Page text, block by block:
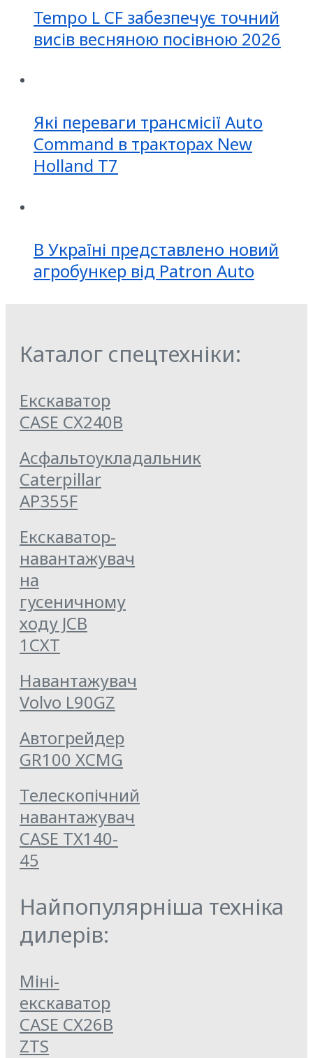
Tempo L CF забезпечує точний
висів весняною посівною 2026
Які переваги трансмісії Auto
Command в тракторах New
Holland T7
В Україні представлено новий
агробункер від Patron Auto
Каталог спецтехніки:
Екскаватор
CASE CX240B
Асфальтоукладальник
Caterpillar
AP355F
Екскаватор-
навантажувач
на
гусеничному
ходу JCB
1СХТ
Навантажувач
Volvo L90GZ
Автогрейдер
GR100 XCMG
Телескопічний
навантажувач
CASE TX140-
45
Найпопулярніша техніка
дилерів:
Міні-
екскаватор
CASE CX26B
ZTS